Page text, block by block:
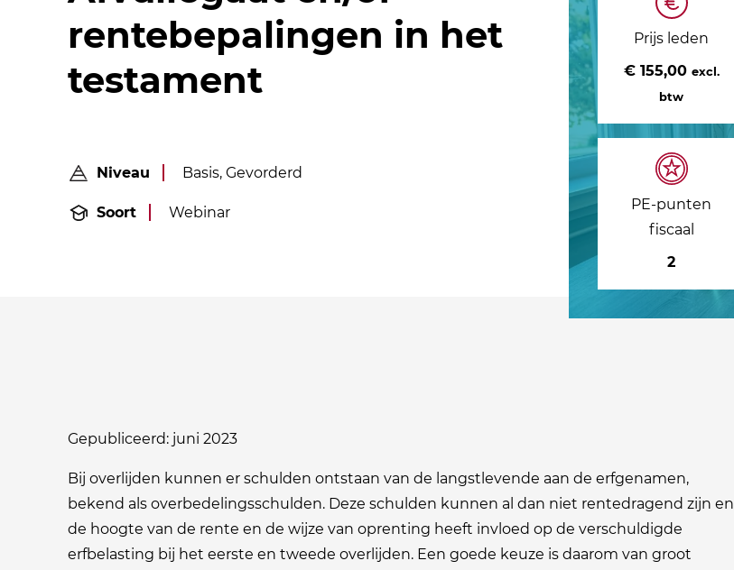
rentebepalingen in het
testament
Niveau Basis, Gevorderd
Soort Webinar
Prijs leden
€ 155,00 excl.
btw
PE-punten
fiscaal
2
Gepubliceerd: juni 2023
Bij overlijden kunnen er schulden ontstaan van de langstlevende aan de erfgenamen,
bekend als overbedelingsschulden. Deze schulden kunnen al dan niet rentedragend zijn en
de hoogte van de rente en de wijze van oprenting heeft invloed op de verschuldigde
erfbelasting bij het eerste en tweede overlijden. Een goede keuze is daarom van groot